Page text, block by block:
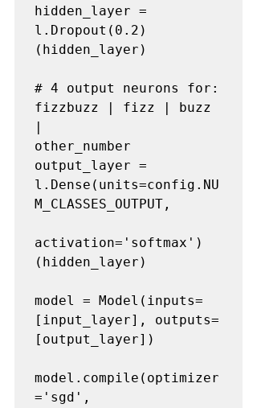
hidden_layer =
l.Dropout(0.2)
(hidden_layer)
# 4 output neurons for:
fizzbuzz | fizz | buzz
|
other_number
output_layer =
l.Dense(units=config.NU
M_CLASSES_OUTPUT,
activation='softmax')
(hidden_layer)
model = Model(inputs=
[input_layer], outputs=
[output_layer])
model.compile(optimizer
='sgd',